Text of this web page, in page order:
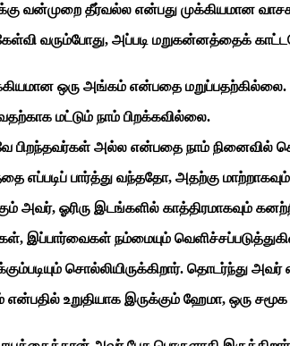
வன்முறை தீர்வல்ல என்பது முக்கியமான
வரும்போது, அப்படி மறுகன்னத்தைக்
ஒரு அங்கம் என்பதை மறுப்பதற்கில்லை.
மட்டும் நாம் பிறக்கவில்லை.
பிறந்தவர்கள் அல்ல என்பதை நாம் நினைவில்
பார்த்து வந்ததோ, அதற்கு மாற்றாகவும்
ஓரிரு இடங்களில் காத்திரமாகவும்
இப்பார்வைகள் நம்மையும்
சொல்லியிருக்கிறார். தொடர்ந்து அவர்
உறுதியாக இருக்கும் ஹேமா, ஒரு